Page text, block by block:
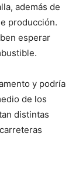
además de
producción.
esperar
y podría
de los
distintas